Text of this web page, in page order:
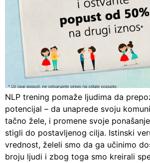
NLP trening pomaže ljudima da
potencijal – da unaprede svoju
tačno žele, i promene svoje
stigli do postavljenog cilja. Istinski
vrednost, želeli smo da ga učinimo
broju ljudi i zbog toga smo kreirali